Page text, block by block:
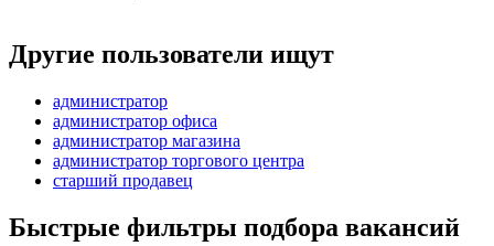
Другие пользователи ищут
администратор
администратор офиса
администратор магазина
администратор торгового центра
старший продавец
Быстрые фильтры подбора вакансий